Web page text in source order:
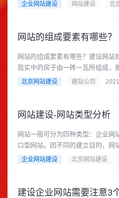
企业网站建设 网站建设 北
网站的组成要素有哪些？
网站的组成要素有哪些？建设网站
现实中的房子由一砖一瓦所组成，
根据《Infmation......
北京网站建设 建站公司
网站建设-网站类型分析
网站一般可分为四种类型：企业网
口型网站。因不同的建立目的，网
均有所差异，以下为您介绍......
企业网站建设 北京网站建设
建设企业网站需要注意3